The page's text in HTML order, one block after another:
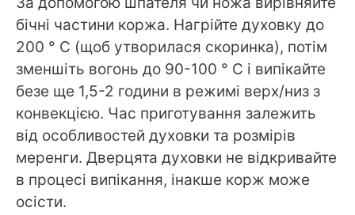
бічні частини коржа. Нагрійте духовку до
200 ° С (щоб утворилася скоринка), потім
зменшіть вогонь до 90-100 ° С і випікайте
безе ще 1,5-2 години в режимі верх/низ з
конвекцією. Час приготування залежить
від особливостей духовки та розмірів
меренги. Дверцята духовки не відкривайте
в процесі випікання, інакше корж може
осісти.